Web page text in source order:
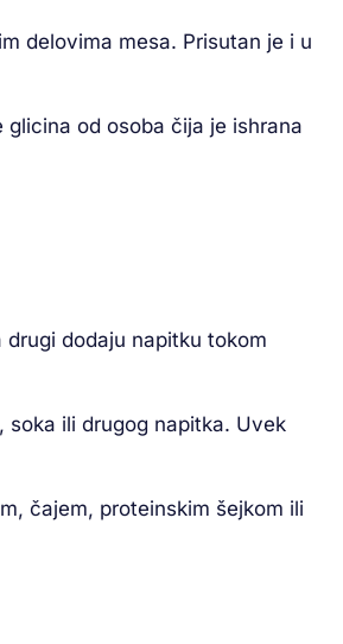
delovima mesa. Prisutan je i u
od osoba čija je ishrana
dodaju napitku tokom
ili drugog napitka. Uvek
čajem, proteinskim šejkom ili